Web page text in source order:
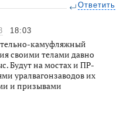
Ответить
18:03
камуфляжный
своими телами давно
Будут на мостах и ПР-
уралвагонзаводов их
и призывами